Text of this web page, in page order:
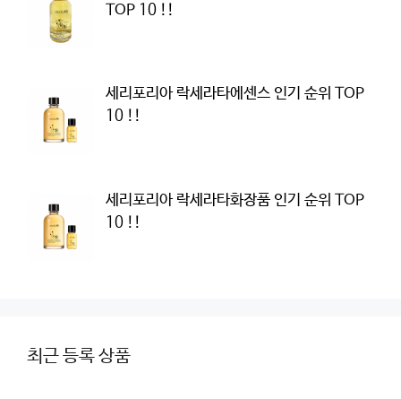
TOP 10 !!
세리포리아 락세라타에센스 인기 순위 TOP
10 !!
세리포리아 락세라타화장품 인기 순위 TOP
10 !!
최근 등록 상품